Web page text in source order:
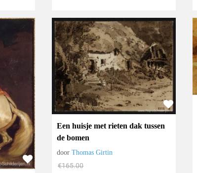
Een huisje met rieten dak tussen
de bomen
doorThomas Girtin
€165.00